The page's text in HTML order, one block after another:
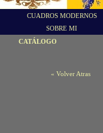
CUADROS MODERNOS
SOBRE MI
CATÁLOGO
« Volver Atras